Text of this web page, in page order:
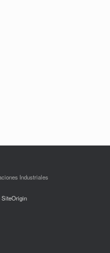
Industriales
SiteOrigin